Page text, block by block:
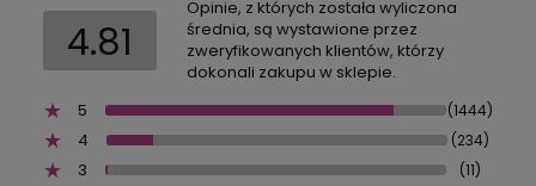
4.81
Opinie, z których została wyliczona
średnia, są wystawione przez
zweryfikowanych klientów, którzy
dokonali zakupu w sklepie.
5
(1444)
4 (234)
3 (11)